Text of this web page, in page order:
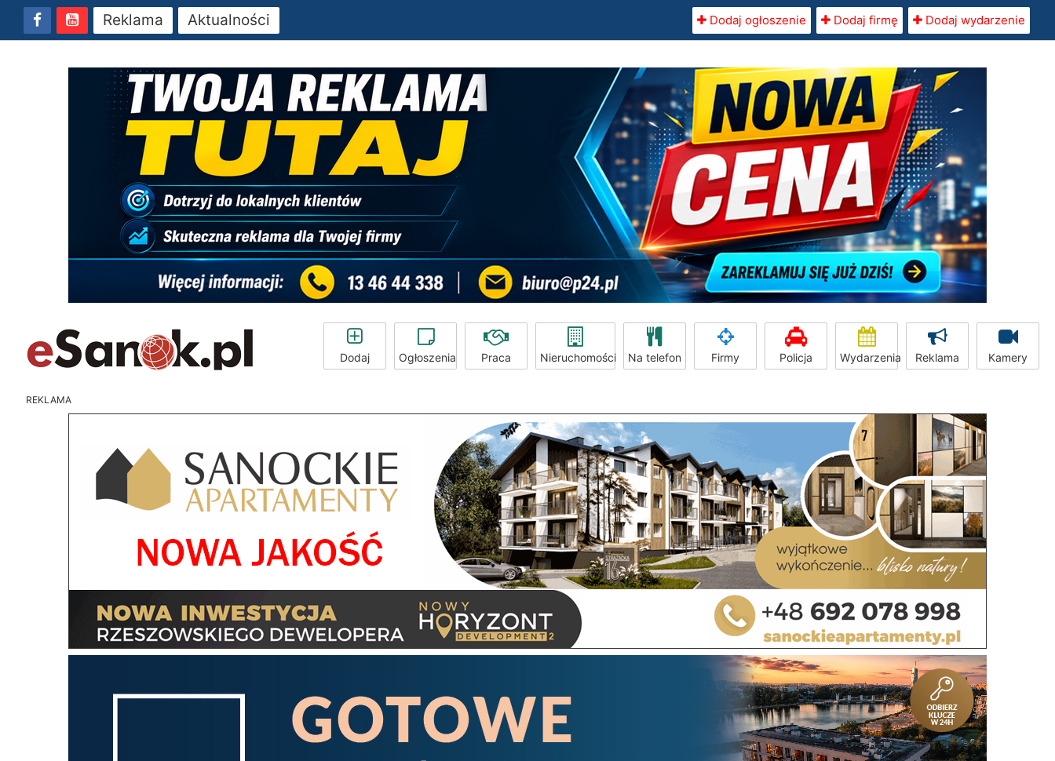
Reklama Aktualności Dodaj ogłoszenie Dodaj firmę Dodaj wydarzenie
Dodaj Ogłoszenia Praca Nieruchomości Na telefon Firmy Policja Wydarzenia Reklama Kamery
REKLAMA